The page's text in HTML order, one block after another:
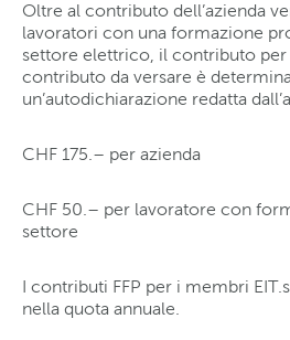
Oltre al contributo dell’azienda
lavoratori con una formazione
settore elettrico, il contributo per
contributo da versare è
un’autodichiarazione redatta
CHF 175.– per azienda
CHF 50.– per lavoratore con
settore
I contributi FFP per i membri
nella quota annuale.